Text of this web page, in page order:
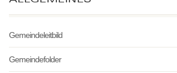
Gemeindeleitbild
Gemeindefolder